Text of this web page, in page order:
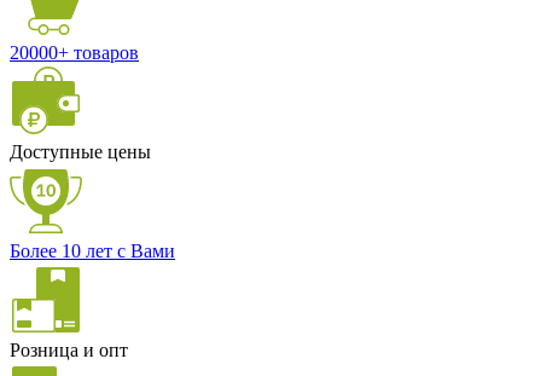
20000+ товаров
Доступные цены
Более 10 лет с Вами
Розница и опт